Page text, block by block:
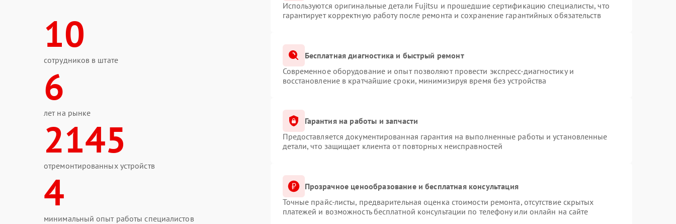
10
сотрудников в штате
6
лет на рынке
2145
отремонтированных устройств
4
минимальный опыт работы специалистов
Используются оригинальные детали Fujitsu и прошедшие сертификацию специалисты, что
гарантирует корректную работу после ремонта и сохранение гарантийных обязательств
Бесплатная диагностика и быстрый ремонт
Современное оборудование и опыт позволяют провести экспресс-диагностику и
восстановление в кратчайшие сроки, минимизируя время без устройства
Гарантия на работы и запчасти
Предоставляется документированная гарантия на выполненные работы и установленные
детали, что защищает клиента от повторных неисправностей
Прозрачное ценообразование и бесплатная консультация
Точные прайс-листы, предварительная оценка стоимости ремонта, отсутствие скрытых
платежей и возможность бесплатной консультации по телефону или онлайн на сайте